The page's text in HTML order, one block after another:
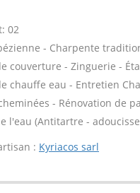
02
- Charpente
couverture - Zinguerie -
chauffe eau - Entretien
- Rénovation de
l'eau (Antitartre -
: Kyriacos sarl